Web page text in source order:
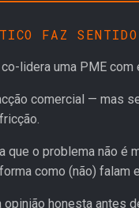
FAZ
lidera uma PME
comercial — mas
que o problema não é
como (não) falam
opinião honesta antes